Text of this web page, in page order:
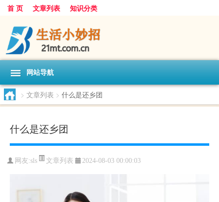
首 页 文章列表 知识分类
网站导航
> 文章列表 > 什么是还乡团
什么是还乡团
网友:sls 文章列表 2024-08-03 00:00:03